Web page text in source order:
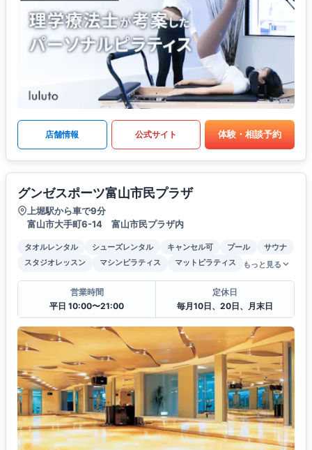
店舗情報 公式サイト 体験・相談予約
グンゼスポーツ富山市民プラザ
上堀駅から車で9分
富山市大手町6-14 富山市民プラザ内
タオルレンタル シューズレンタル キャンセル可 プール
サウナ
スタジオレッスン
マシンピラティス マットピラティス もっと見る
営業時間
平日 10:00〜21:00
定休日
毎月10日、20日、月末日